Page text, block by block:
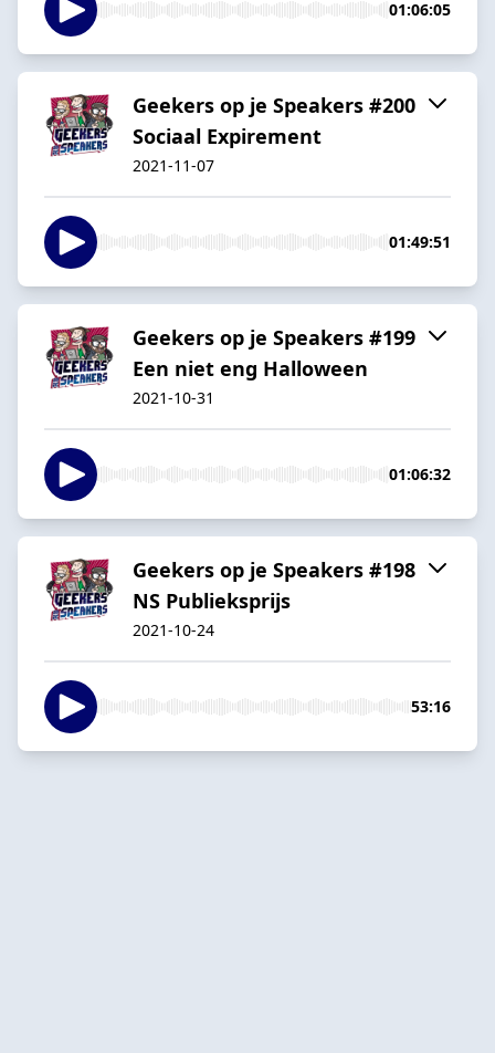
01:06:05
Geekers op je Speakers #200
Sociaal Expirement
2021-11-07
01:49:51
Geekers op je Speakers #199
Een niet eng Halloween
2021-10-31
01:06:32
Geekers op je Speakers #198
NS Publieksprijs
2021-10-24
53:16